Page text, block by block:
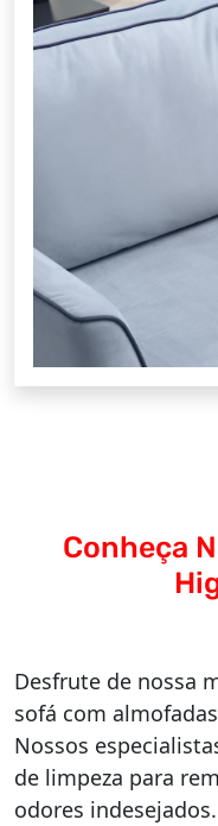
Conheça
Desfrute de nossa
sofá com
Nossos
de limpeza para
odores